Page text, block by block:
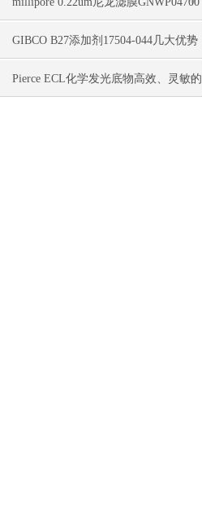
详
GIBCO B27添加剂17504-044几大优势
Pierce ECL化学发光底物高效、灵敏的